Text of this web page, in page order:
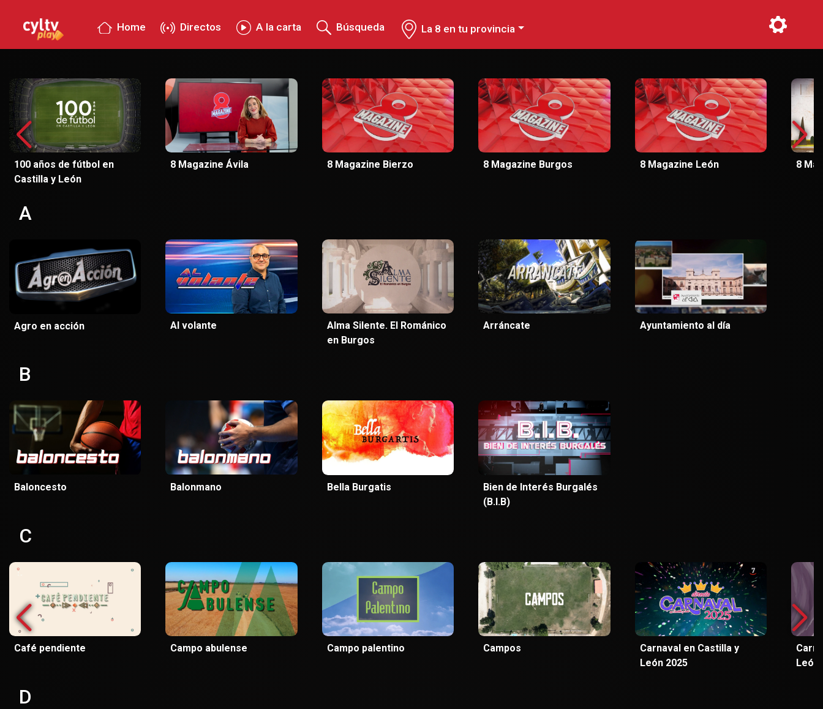
Home Directos A la carta Búsqueda La 8 en tu provincia
100 años de fútbol en
Castilla y León
8 Magazine Ávila 8 Magazine Bierzo 8 Magazine Burgos 8 Magazine León 8
A
Agro en acción Al volante
Alma Silente. El Románico
en Burgos
Arráncate Ayuntamiento al día
B
Baloncesto Balonmano Bella Burgatis
Bien de Interés Burgalés
(B.I.B)
C
Café pendiente Campo abulense Campo palentino Campos
Carnaval en Castilla y
León 2025
León
D